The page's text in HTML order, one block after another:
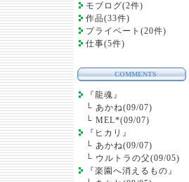
モブログ(2件)
作品(33件)
プライベート(20件)
仕事(5件)
COMMENTS
『龍魂』
└ あかね(09/07)
└ MEL*(09/07)
『ヒカリ』
└ あかね(09/07)
└ ウルトラの父(09/05)
『楽園へ消えるもの』